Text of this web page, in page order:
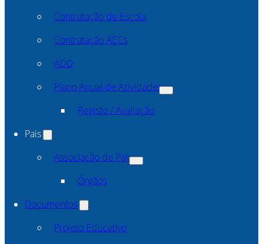
Contratação de Escola
Contratação AECs
ADD
Plano Anual de Atividades
Registo / Avaliação
Pais
Associação de Pais
Órgãos
Documentos
Projeto Educativo